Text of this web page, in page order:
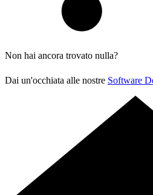
Non hai ancora trovato nulla?
Dai un'occhiata alle nostre Software